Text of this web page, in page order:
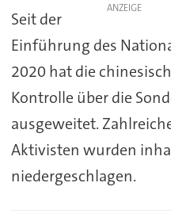
ANZEIGE
Seit der
Einführung des
2020 hat die
Kontrolle über die
ausgeweitet.
Aktivisten wurden
niedergeschlagen.